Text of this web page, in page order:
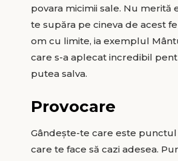
povara micimii sale. Nu merită
te supăra pe cineva de acest
om cu limite, ia exemplul
care s-a aplecat incredibil
putea salva.
Provocare
Gândește-te care este
care te face să cazi adesea.